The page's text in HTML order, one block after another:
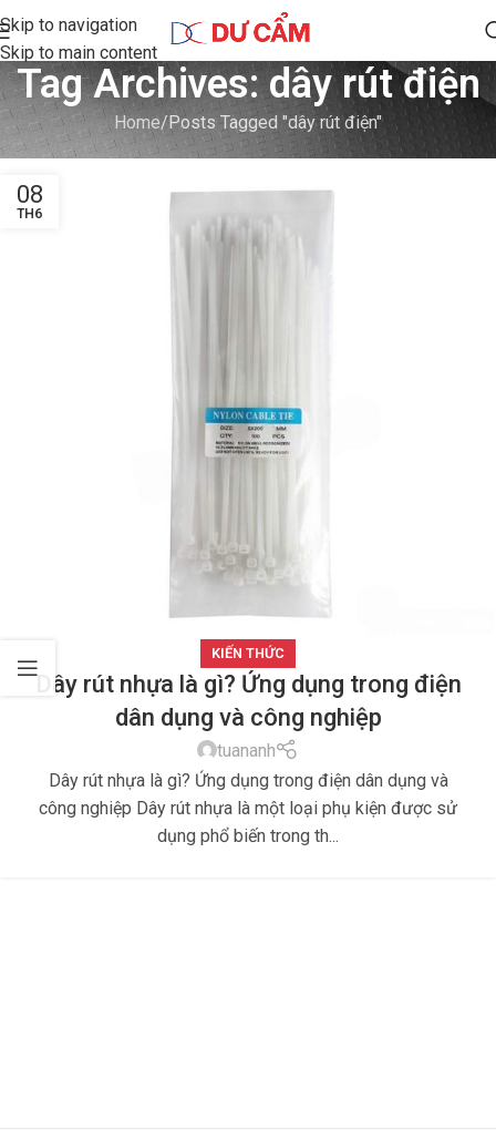
Skip to navigation
Skip to main content
Tag Archives: dây rút điện
Home Posts Tagged "dây rút điện"
08
TH6
KIẾN THỨC
Dây rút nhựa là gì? Ứng dụng trong điện
dân dụng và công nghiệp
tuananh
Dây rút nhựa là gì? Ứng dụng trong điện dân dụng và
công nghiệp Dây rút nhựa là một loại phụ kiện được sử
dụng phổ biến trong th...